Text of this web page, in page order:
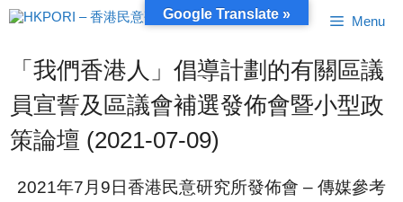
跳
至
Menu
「我們香港人」倡導計劃的有關區議
員宣誓及區議會補選發佈會暨小型政
策論壇 (2021-07-09)
2021年7月9日香港民意研究所發佈會 – 傳媒參考
Google Translate »